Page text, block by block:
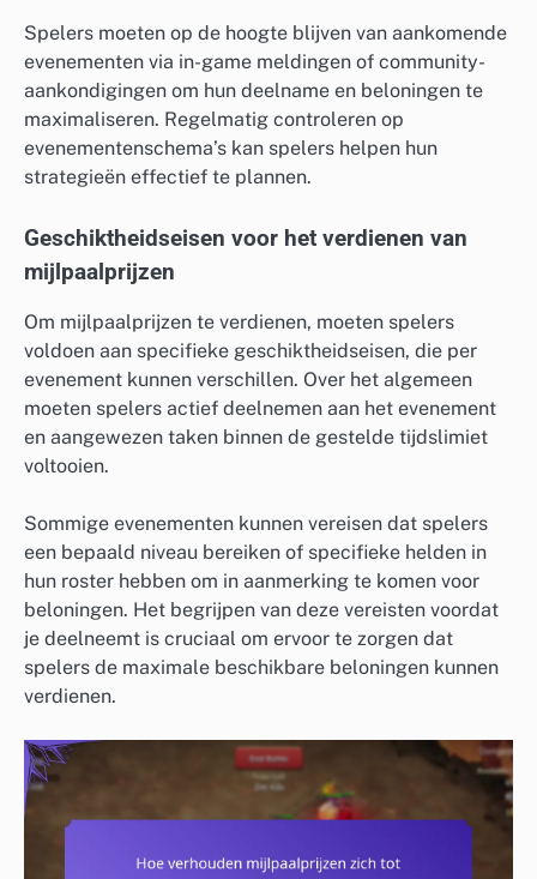
Spelers moeten op de hoogte blijven van aankomende
evenementen via in-game meldingen of community-
aankondigingen om hun deelname en beloningen te
maximaliseren. Regelmatig controleren op
evenementenschema’s kan spelers helpen hun
strategieën effectief te plannen.
Geschiktheidseisen voor het verdienen van
mijlpaalprijzen
Om mijlpaalprijzen te verdienen, moeten spelers
voldoen aan specifieke geschiktheidseisen, die per
evenement kunnen verschillen. Over het algemeen
moeten spelers actief deelnemen aan het evenement
en aangewezen taken binnen de gestelde tijdslimiet
voltooien.
Sommige evenementen kunnen vereisen dat spelers
een bepaald niveau bereiken of specifieke helden in
hun roster hebben om in aanmerking te komen voor
beloningen. Het begrijpen van deze vereisten voordat
je deelneemt is cruciaal om ervoor te zorgen dat
spelers de maximale beschikbare beloningen kunnen
verdienen.